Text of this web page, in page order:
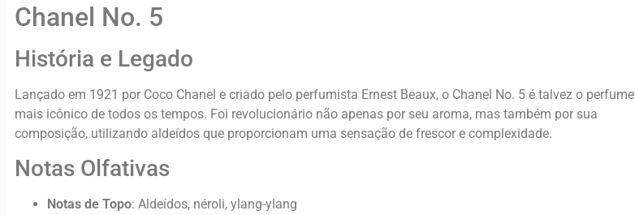
Chanel No. 5
História e Legado
Lançado em 1921 por Coco Chanel e criado pelo perfumista Ernest Beaux, o Chanel No. 5 é talvez o perfume
mais icônico de todos os tempos. Foi revolucionário não apenas por seu aroma, mas também por sua
composição, utilizando aldeídos que proporcionam uma sensação de frescor e complexidade.
Notas Olfativas
Notas de Topo: Aldeídos, néroli, ylang-ylang